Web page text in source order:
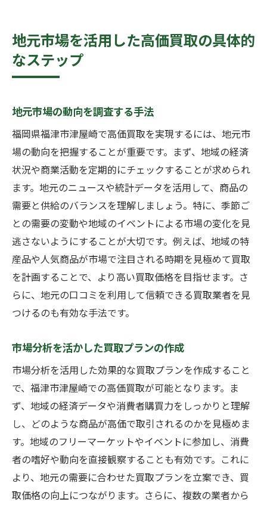
地元市場を活用した高価買取の具体的
なステップ
地元市場の動向を調査する手法
福岡県福津市津屋崎で高価買取を実現するには、地元市
場の動向を把握することが重要です。まず、地域の経済
状況や商業活動を定期的にチェックすることが求められ
ます。地元のニュースや統計データを活用して、商品の
需要と供給のバランスを理解しましょう。特に、季節ご
との需要の変動や地域のイベントによる市場の変化を見
逃さないようにすることが大切です。例えば、地域の特
産品や人気商品が市場で注目される時期を見極めて買取
を計画することで、より高い買取価格を目指せます。さ
らに、地元の口コミを利用して信頼できる買取業者を見
つけるのも有効な手法です。
市場分析を活かした買取プランの作成
市場分析を活用した効果的な買取プランを作成すること
で、福津市津屋崎での高価買取が可能となります。ま
ず、地域の経済データや消費者購買力をしっかりと理解
し、どのような商品が高価で取引されるのかを見極めま
す。地域のフリーマーケットやイベントに参加し、消費
者の嗜好や動向を直接観察することも有効です。これに
より、地元の需要に合わせた買取プランを立案でき、買
取価格の向上につながります。さらに、複数の業者から